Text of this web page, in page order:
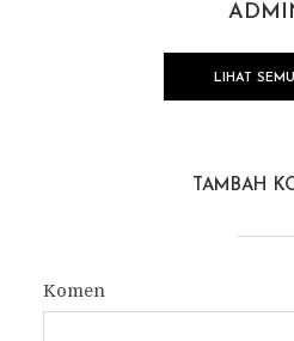
LIHAT
TAMBAH
Komen